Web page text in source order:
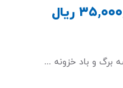
ریال
برگ و باد خزونه …